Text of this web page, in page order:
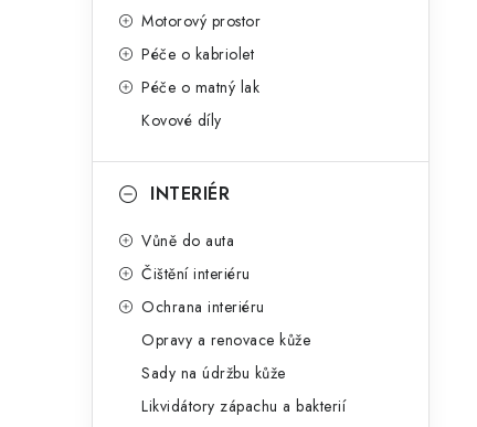
Motorový prostor
Péče o kabriolet
Péče o matný lak
Kovové díly
INTERIÉR
Vůně do auta
Čištění interiéru
Ochrana interiéru
Opravy a renovace kůže
Sady na údržbu kůže
Likvidátory zápachu a bakterií